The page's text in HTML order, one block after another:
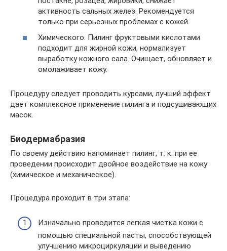
активность сальных желез. Рекомендуется
только при серьезных проблемах с кожей.
Химического. Пилинг фруктовыми кислотами
подходит для жирной кожи, нормализует
выработку кожного сала. Очищает, обновляет и
омолаживает кожу.
Процедуру следует проводить курсами, лучший эффект
дает комплексное применение пилинга и подсушивающих
масок.
Биодермабразия
По своему действию напоминает пилинг, т. к. при ее
проведении происходит двойное воздействие на кожу
(химическое и механическое).
Процедура проходит в три этапа:
Изначально проводится легкая чистка кожи с
помощью специальной пасты, способствующей
улучшению микроциркуляции и выведению